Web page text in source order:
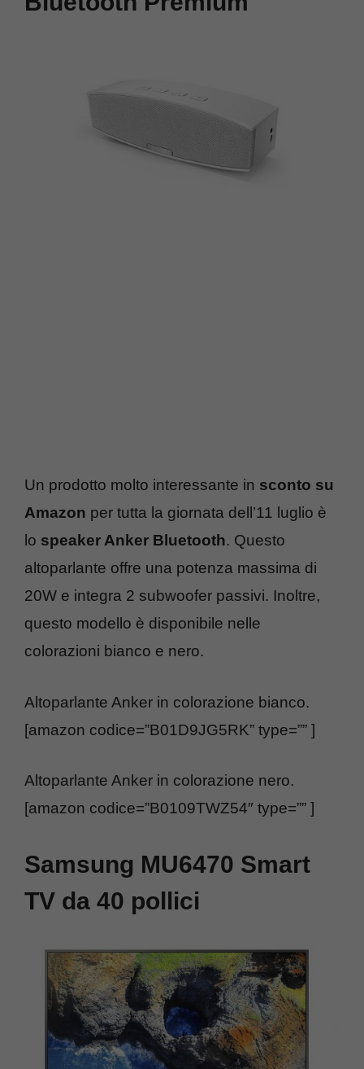
Un prodotto molto interessante in sconto su
Amazon per tutta la giornata dell’11 luglio è
lo speaker Anker Bluetooth. Questo
altoparlante offre una potenza massima di
20W e integra 2 subwoofer passivi. Inoltre,
questo modello è disponibile nelle
colorazioni bianco e nero.
Altoparlante Anker in colorazione bianco.
[amazon codice=”B01D9JG5RK” type=”” ]
Altoparlante Anker in colorazione nero.
[amazon codice=”B0109TWZ54″ type=”” ]
Samsung MU6470 Smart
TV da 40 pollici